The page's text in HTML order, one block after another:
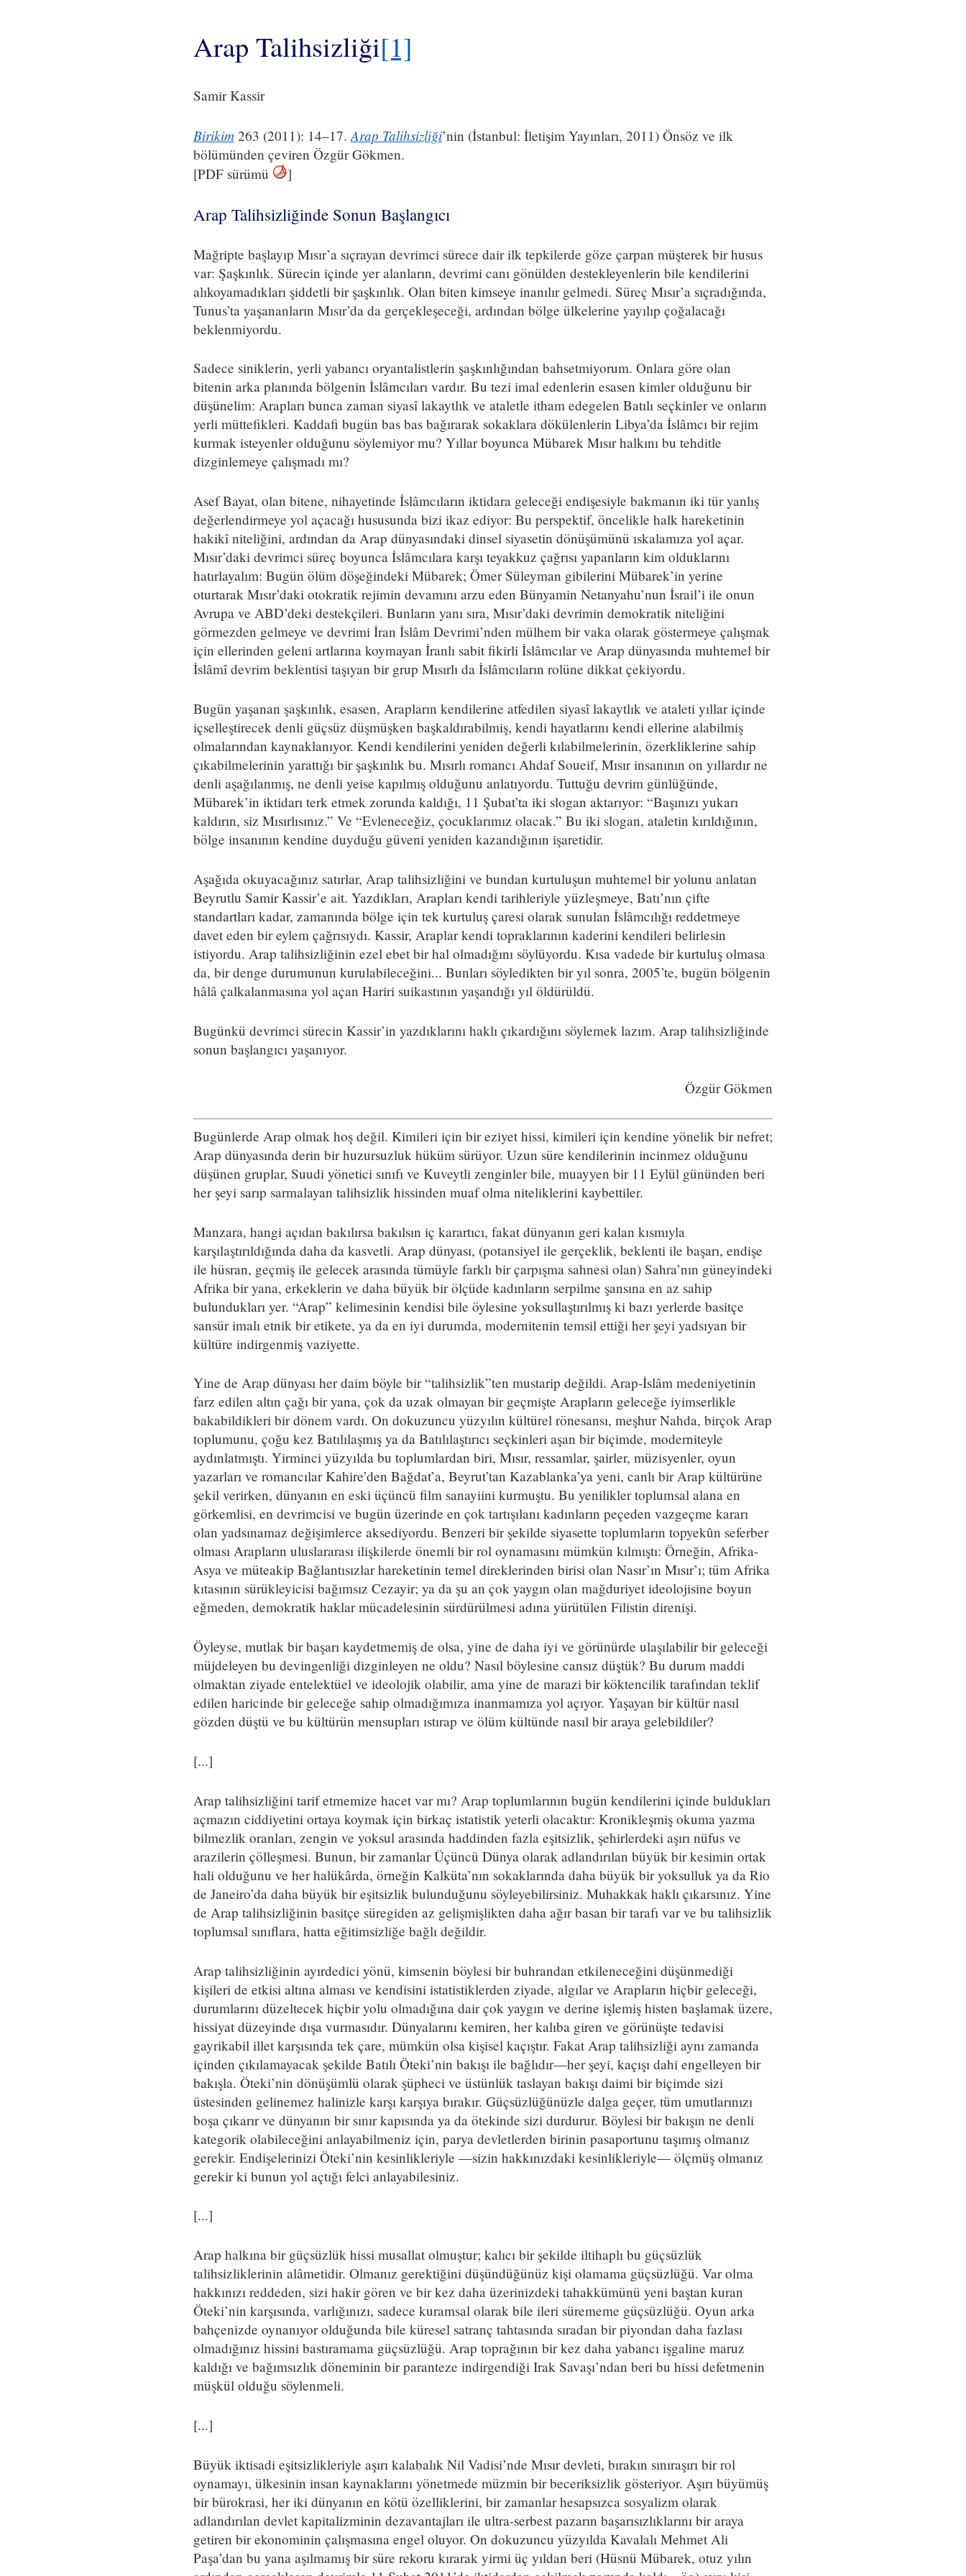
Arap Talihsizliği[1]
Samir Kassir
Birikim263 (2011): 14–17. Arap Talihsizliği’nin (İstanbul: İletişim Yayınları, 2011) Önsöz ve ilk
bölümünden çeviren Özgür Gökmen.
[PDF sürümü
]
Arap Talihsizliğinde Sonun Başlangıcı
Mağripte başlayıp Mısır’a sıçrayan devrimci sürece dair ilk tepkilerde göze çarpan müşterek bir husus
var: Şaşkınlık. Sürecin içinde yer alanların, devrimi canı gönülden destekleyenlerin bile kendilerini
alıkoyamadıkları şiddetli bir şaşkınlık. Olan biten kimseye inanılır gelmedi. Süreç Mısır’a sıçradığında,
Tunus’ta yaşananların Mısır’da da gerçekleşeceği, ardından bölge ülkelerine yayılıp çoğalacağı
beklenmiyordu.
Sadece siniklerin, yerli yabancı oryantalistlerin şaşkınlığından bahsetmiyorum. Onlara göre olan
bitenin arka planında bölgenin İslâmcıları vardır. Bu tezi imal edenlerin esasen kimler olduğunu bir
düşünelim: Arapları bunca zaman siyasî lakaytlık ve ataletle itham edegelen Batılı seçkinler ve onların
yerli müttefikleri. Kaddafi bugün bas bas bağırarak sokaklara dökülenlerin Libya’da İslâmcı bir rejim
kurmak isteyenler olduğunu söylemiyor mu? Yıllar boyunca Mübarek Mısır halkını bu tehditle
dizginlemeye çalışmadı mı?
Asef Bayat, olan bitene, nihayetinde İslâmcıların iktidara geleceği endişesiyle bakmanın iki tür yanlış
değerlendirmeye yol açacağı hususunda bizi ikaz ediyor: Bu perspektif, öncelikle halk hareketinin
hakikî niteliğini, ardından da Arap dünyasındaki dinsel siyasetin dönüşümünü ıskalamıza yol açar.
Mısır’daki devrimci süreç boyunca İslâmcılara karşı teyakkuz çağrısı yapanların kim olduklarını
hatırlayalım: Bugün ölüm döşeğindeki Mübarek; Ömer Süleyman gibilerini Mübarek’in yerine
oturtarak Mısır’daki otokratik rejimin devamını arzu eden Bünyamin Netanyahu’nun İsrail’i ile onun
Avrupa ve ABD’deki destekçileri. Bunların yanı sıra, Mısır’daki devrimin demokratik niteliğini
görmezden gelmeye ve devrimi İran İslâm Devrimi’nden mülhem bir vaka olarak göstermeye çalışmak
için ellerinden geleni artlarına koymayan İranlı sabit fikirli İslâmcılar ve Arap dünyasında muhtemel bir
İslâmî devrim beklentisi taşıyan bir grup Mısırlı da İslâmcıların rolüne dikkat çekiyordu.
Bugün yaşanan şaşkınlık, esasen, Arapların kendilerine atfedilen siyasî lakaytlık ve ataleti yıllar içinde
içselleştirecek denli güçsüz düşmüşken başkaldırabilmiş, kendi hayatlarını kendi ellerine alabilmiş
olmalarından kaynaklanıyor. Kendi kendilerini yeniden değerli kılabilmelerinin, özerkliklerine sahip
çıkabilmelerinin yarattığı bir şaşkınlık bu. Mısırlı romancı Ahdaf Soueif, Mısır insanının on yıllardır ne
denli aşağılanmış, ne denli yeise kapılmış olduğunu anlatıyordu. Tuttuğu devrim günlüğünde,
Mübarek’in iktidarı terk etmek zorunda kaldığı, 11 Şubat’ta iki slogan aktarıyor: “Başınızı yukarı
kaldırın, siz Mısırlısınız.” Ve “Evleneceğiz, çocuklarımız olacak.” Bu iki slogan, ataletin kırıldığının,
bölge insanının kendine duyduğu güveni yeniden kazandığının işaretidir.
Aşağıda okuyacağınız satırlar, Arap talihsizliğini ve bundan kurtuluşun muhtemel bir yolunu anlatan
Beyrutlu Samir Kassir’e ait. Yazdıkları, Arapları kendi tarihleriyle yüzleşmeye, Batı’nın çifte
standartları kadar, zamanında bölge için tek kurtuluş çaresi olarak sunulan İslâmcılığı reddetmeye
davet eden bir eylem çağrısıydı. Kassir, Araplar kendi topraklarının kaderini kendileri belirlesin
istiyordu. Arap talihsizliğinin ezel ebet bir hal olmadığını söylüyordu. Kısa vadede bir kurtuluş olmasa
da, bir denge durumunun kurulabileceğini... Bunları söyledikten bir yıl sonra, 2005’te, bugün bölgenin
hâlâ çalkalanmasına yol açan Hariri suikastının yaşandığı yıl öldürüldü.
Bugünkü devrimci sürecin Kassir’in yazdıklarını haklı çıkardığını söylemek lazım. Arap talihsizliğinde
sonun başlangıcı yaşanıyor.
Özgür Gökmen
Bugünlerde Arap olmak hoş değil. Kimileri için bir eziyet hissi, kimileri için kendine yönelik bir nefret;
Arap dünyasında derin bir huzursuzluk hüküm sürüyor. Uzun süre kendilerinin incinmez olduğunu
düşünen gruplar, Suudi yönetici sınıfı ve Kuveytli zenginler bile, muayyen bir 11 Eylül gününden beri
her şeyi sarıp sarmalayan talihsizlik hissinden muaf olma niteliklerini kaybettiler.
Manzara, hangi açıdan bakılırsa bakılsın iç karartıcı, fakat dünyanın geri kalan kısmıyla
karşılaştırıldığında daha da kasvetli. Arap dünyası, (potansiyel ile gerçeklik, beklenti ile başarı, endişe
ile hüsran, geçmiş ile gelecek arasında tümüyle farklı bir çarpışma sahnesi olan) Sahra’nın güneyindeki
Afrika bir yana, erkeklerin ve daha büyük bir ölçüde kadınların serpilme şansına en az sahip
bulundukları yer. “Arap” kelimesinin kendisi bile öylesine yoksullaştırılmış ki bazı yerlerde basitçe
sansür imalı etnik bir etikete, ya da en iyi durumda, modernitenin temsil ettiği her şeyi yadsıyan bir
kültüre indirgenmiş vaziyette.
Yine de Arap dünyası her daim böyle bir “talihsizlik”ten mustarip değildi. Arap-İslâm medeniyetinin
farz edilen altın çağı bir yana, çok da uzak olmayan bir geçmişte Arapların geleceğe iyimserlikle
bakabildikleri bir dönem vardı. On dokuzuncu yüzyılın kültürel rönesansı, meşhur Nahda, birçok Arap
toplumunu, çoğu kez Batılılaşmış ya da Batılılaştırıcı seçkinleri aşan bir biçimde, moderniteyle
aydınlatmıştı. Yirminci yüzyılda bu toplumlardan biri, Mısır, ressamlar, şairler, müzisyenler, oyun
yazarları ve romancılar Kahire’den Bağdat’a, Beyrut’tan Kazablanka’ya yeni, canlı bir Arap kültürüne
şekil verirken, dünyanın en eski üçüncü film sanayiini kurmuştu. Bu yenilikler toplumsal alana en
görkemlisi, en devrimcisi ve bugün üzerinde en çok tartışılanı kadınların peçeden vazgeçme kararı
olan yadsınamaz değişimlerce aksediyordu. Benzeri bir şekilde siyasette toplumların topyekûn seferber
olması Arapların uluslararası ilişkilerde önemli bir rol oynamasını mümkün kılmıştı: Örneğin, Afrika-
Asya ve müteakip Bağlantısızlar hareketinin temel direklerinden birisi olan Nasır’ın Mısır’ı; tüm Afrika
kıtasının sürükleyicisi bağımsız Cezayir; ya da şu an çok yaygın olan mağduriyet ideolojisine boyun
eğmeden, demokratik haklar mücadelesinin sürdürülmesi adına yürütülen Filistin direnişi.
Öyleyse, mutlak bir başarı kaydetmemiş de olsa, yine de daha iyi ve görünürde ulaşılabilir bir geleceği
müjdeleyen bu devingenliği dizginleyen ne oldu? Nasıl böylesine cansız düştük? Bu durum maddi
olmaktan ziyade entelektüel ve ideolojik olabilir, ama yine de marazi bir köktencilik tarafından teklif
edilen haricinde bir geleceğe sahip olmadığımıza inanmamıza yol açıyor. Yaşayan bir kültür nasıl
gözden düştü ve bu kültürün mensupları ıstırap ve ölüm kültünde nasıl bir araya gelebildiler?
[...]
Arap talihsizliğini tarif etmemize hacet var mı? Arap toplumlarının bugün kendilerini içinde buldukları
açmazın ciddiyetini ortaya koymak için birkaç istatistik yeterli olacaktır: Kronikleşmiş okuma yazma
bilmezlik oranları, zengin ve yoksul arasında haddinden fazla eşitsizlik, şehirlerdeki aşırı nüfus ve
arazilerin çölleşmesi. Bunun, bir zamanlar Üçüncü Dünya olarak adlandırılan büyük bir kesimin ortak
hali olduğunu ve her halükârda, örneğin Kalküta’nın sokaklarında daha büyük bir yoksulluk ya da Rio
de Janeiro’da daha büyük bir eşitsizlik bulunduğunu söyleyebilirsiniz. Muhakkak haklı çıkarsınız. Yine
de Arap talihsizliğinin basitçe süregiden az gelişmişlikten daha ağır basan bir tarafı var ve bu talihsizlik
toplumsal sınıflara, hatta eğitimsizliğe bağlı değildir.
Arap talihsizliğinin ayırdedici yönü, kimsenin böylesi bir buhrandan etkileneceğini düşünmediği
kişileri de etkisi altına alması ve kendisini istatistiklerden ziyade, algılar ve Arapların hiçbir geleceği,
durumlarını düzeltecek hiçbir yolu olmadığına dair çok yaygın ve derine işlemiş histen başlamak üzere,
hissiyat düzeyinde dışa vurmasıdır. Dünyalarını kemiren, her kalıba giren ve görünüşte tedavisi
gayrikabil illet karşısında tek çare, mümkün olsa kişisel kaçıştır. Fakat Arap talihsizliği aynı zamanda
içinden çıkılamayacak şekilde Batılı Öteki’nin bakışı ile bağlıdır—her şeyi, kaçışı dahi engelleyen bir
bakışla. Öteki’nin dönüşümlü olarak şüpheci ve üstünlük taslayan bakışı daimi bir biçimde sizi
üstesinden gelinemez halinizle karşı karşıya bırakır. Güçsüzlüğünüzle dalga geçer, tüm umutlarınızı
boşa çıkarır ve dünyanın bir sınır kapısında ya da ötekinde sizi durdurur. Böylesi bir bakışın ne denli
kategorik olabileceğini anlayabilmeniz için, parya devletlerden birinin pasaportunu taşımış olmanız
gerekir. Endişelerinizi Öteki’nin kesinlikleriyle —sizin hakkınızdaki kesinlikleriyle— ölçmüş olmanız
gerekir ki bunun yol açtığı felci anlayabilesiniz.
[...]
Arap halkına bir güçsüzlük hissi musallat olmuştur; kalıcı bir şekilde iltihaplı bu güçsüzlük
talihsizliklerinin alâmetidir. Olmanız gerektiğini düşündüğünüz kişi olamama güçsüzlüğü. Var olma
hakkınızı reddeden, sizi hakir gören ve bir kez daha üzerinizdeki tahakkümünü yeni baştan kuran
Öteki’nin karşısında, varlığınızı, sadece kuramsal olarak bile ileri sürememe güçsüzlüğü. Oyun arka
bahçenizde oynanıyor olduğunda bile küresel satranç tahtasında sıradan bir piyondan daha fazlası
olmadığınız hissini bastıramama güçsüzlüğü. Arap toprağının bir kez daha yabancı işgaline maruz
kaldığı ve bağımsızlık döneminin bir paranteze indirgendiği Irak Savaşı’ndan beri bu hissi defetmenin
müşkül olduğu söylenmeli.
[...]
Büyük iktisadi eşitsizlikleriyle aşırı kalabalık Nil Vadisi’nde Mısır devleti, bırakın sınıraşırı bir rol
oynamayı, ülkesinin insan kaynaklarını yönetmede müzmin bir beceriksizlik gösteriyor. Aşırı büyümüş
bir bürokrasi, her iki dünyanın en kötü özelliklerini, bir zamanlar hesapsızca sosyalizm olarak
adlandırılan devlet kapitalizminin dezavantajları ile ultra-serbest pazarın başarısızlıklarını bir araya
getiren bir ekonominin çalışmasına engel oluyor. On dokuzuncu yüzyılda Kavalalı Mehmet Ali
Paşa’dan bu yana aşılmamış bir süre rekoru kırarak yirmi üç yıldan beri (Hüsnü Mübarek, otuz yılın